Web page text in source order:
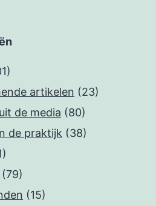
artikelen (23)
de media (80)
de praktijk (38)
(79)
(15)